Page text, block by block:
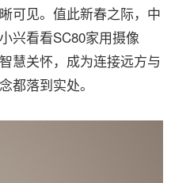
可见。值此新春之际，中
兴看看SC80家用摄像
慧关怀，成为连接远方与
都落到实处。